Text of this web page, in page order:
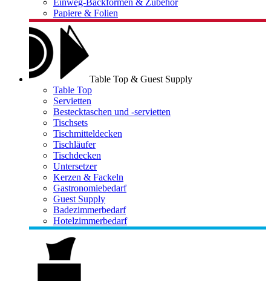
Einweg-Backformen & Zubehör
Papiere & Folien
Table Top & Guest Supply
Table Top
Servietten
Bestecktaschen und -servietten
Tischsets
Tischmitteldecken
Tischläufer
Tischdecken
Untersetzer
Kerzen & Fackeln
Gastronomiebedarf
Guest Supply
Badezimmerbedarf
Hotelzimmerbedarf